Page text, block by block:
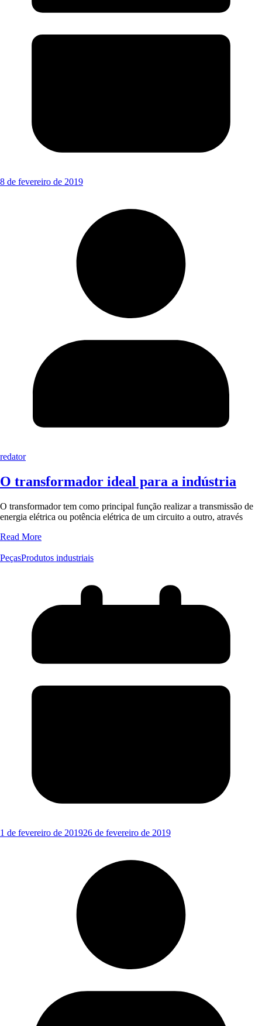
8 de fevereiro de 2019
redator
O transformador ideal para a indústria
O transformador tem como principal função realizar a transmissão de
energia elétrica ou potência elétrica de um circuito a outro, através
Read More
PeçasProdutos industriais
1 de fevereiro de 201926 de fevereiro de 2019